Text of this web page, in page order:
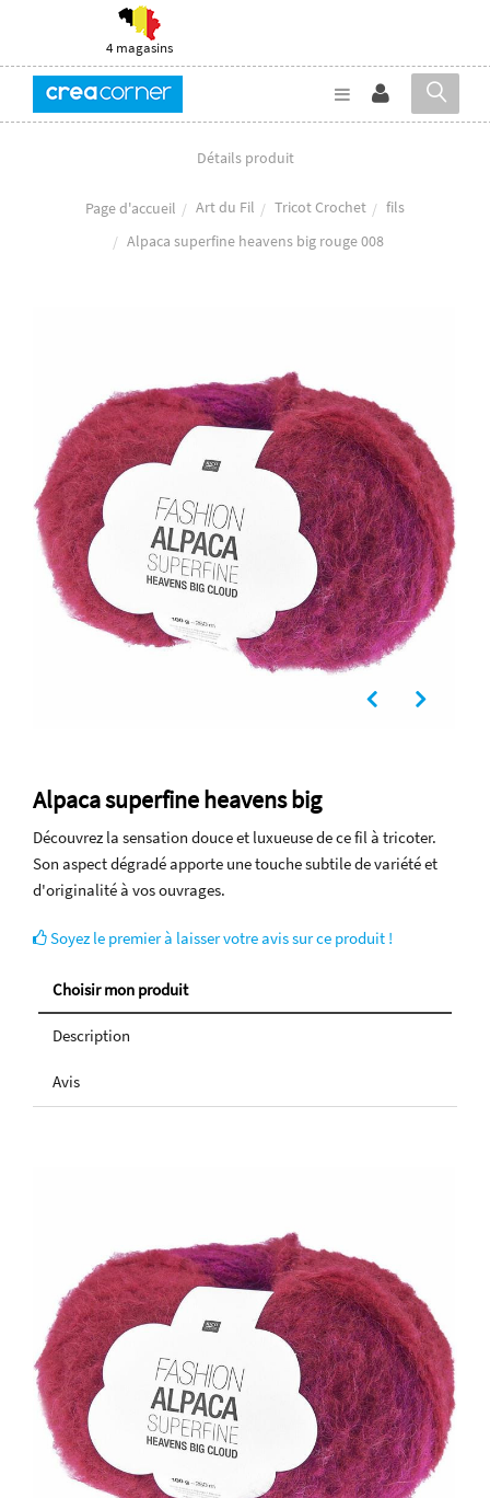
4 magasins
Détails produit
Page d'accueil Art du Fil Tricot Crochet
fils
Alpaca superfine heavens big rouge 008
Alpaca superfine heavens big
Découvrez la sensation douce et luxueuse de ce fil à tricoter.
Son aspect dégradé apporte une touche subtile de variété et
d'originalité à vos ouvrages.
Soyez le premier à laisser votre avis sur ce produit !
Choisir mon produit
Description
Avis